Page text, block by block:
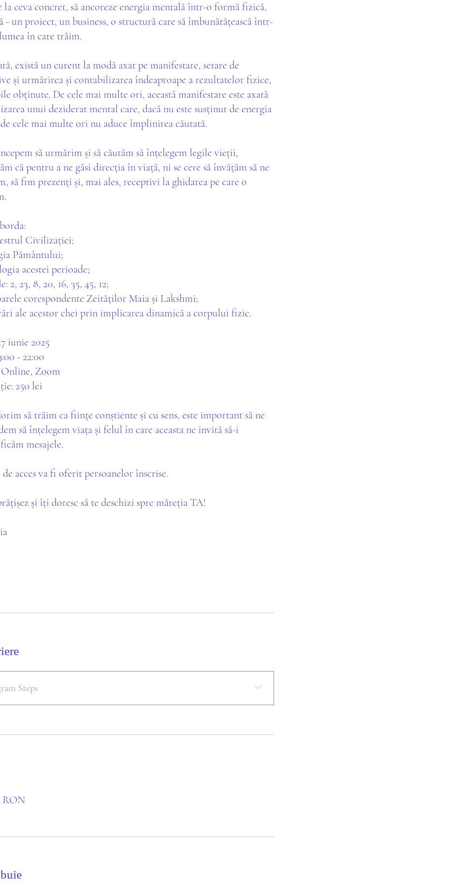
la ceva concret, să ancoreze energia mentală într-o formă fizică,
- un proiect, un business, o structură care să îmbunătățească într-
în care trăim.
există un curent la modă axat pe manifestare, setare de
și urmărirea și contabilizarea îndeaproape a rezultatelor fizice,
obținute. De cele mai multe ori, această manifestare este axată
unui deziderat mental care, dacă nu este susținut de energia
cele mai multe ori nu aduce împlinirea căutată.
să urmărim și să căutăm să înțelegem legile vieții,
că pentru a ne găsi direcția în viață, ni se cere să învățăm să ne
să fim prezenți și, mai ales, receptivi la ghidarea pe care o
Civilizației;
Pământului;
acestei perioade;
2, 23, 8, 20, 16, 35, 45, 12;
corespondente Zeităților Maia și Lakshmi;
ale acestor chei prin implicarea dinamică a corpului fizic.
iunie 2025
- 22:00
Zoom
250 lei
să trăim ca ființe conștiente și cu sens, este important să ne
să înțelegem viața și felul în care aceasta ne invită să-i
mesajele.
acces va fi oferit persoanelor înscrise.
și îți doresc să te deschizi spre măreția TA!
Steps
RON